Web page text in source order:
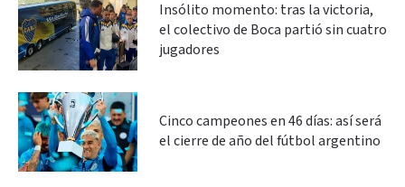
Insólito momento: tras la victoria,
el colectivo de Boca partió sin cuatro
jugadores
Cinco campeones en 46 días: así será
el cierre de año del fútbol argentino